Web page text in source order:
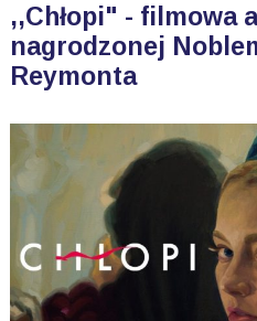
,,Chłopi" - filmowa
nagrodzonej
Reymonta